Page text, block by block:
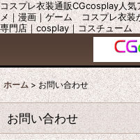
コスプレ衣装通販CGcosplay人
メ｜漫画｜ゲーム コスプレ衣装
専門店｜cosplay｜コスチューム
ホーム > お問い合わせ
お問い合わせ